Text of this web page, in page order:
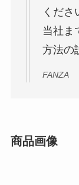
くださ
当社ま
方法の
FANZA
商品画像